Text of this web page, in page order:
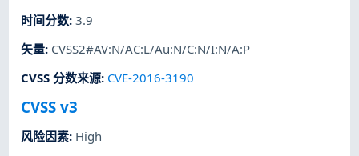
时间分数:3.9
矢量: CVSS2#AV:N/AC:L/Au:N/C:N/I:N/A:P
CVSS 分数来源: CVE-2016-3190
CVSS v3
风险因素: High